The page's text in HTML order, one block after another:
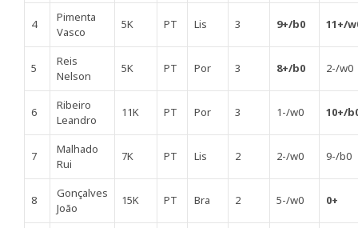
4
Pimenta
Vasco
5K PT Lis 3 9+/b0 11+/
5
Reis
Nelson
5K PT Por 3 8+/b0 2-/w0
6
Ribeiro
Leandro
11K PT Por 3 1-/w0 10+/
7
Malhado
Rui
7K PT Lis 2 2-/w0 9-/b0
8
Gonçalves
João
15K PT Bra 2 5-/w0 0+